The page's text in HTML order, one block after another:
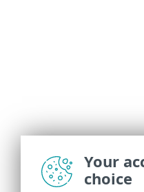
Your
choice